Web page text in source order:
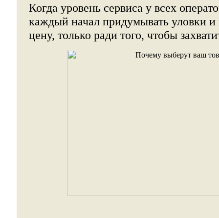
Когда уровень сервиса у всех
каждый начал придумывать уловки и
цену, только ради того, чтобы